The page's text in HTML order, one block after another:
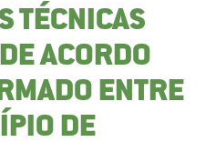
TÉCNICAS
ACORDO
ENTRE
DE